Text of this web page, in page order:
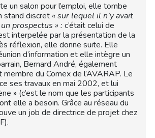
un salon pour l’emploi, elle tombe
stand discret « sur lequel il n’y avait
prospectus » : c’était celui de
interpelée par la présentation de la
réflexion, elle donne suite. Elle
d’information et elle intègre un
Bernard André, également
du Comex de l’AVARAP. Le
ses travaux en mai 2002, et lui
» (c’est le nom que les participants
elle a besoin. Grâce au réseau du
un job de directrice de projet chez